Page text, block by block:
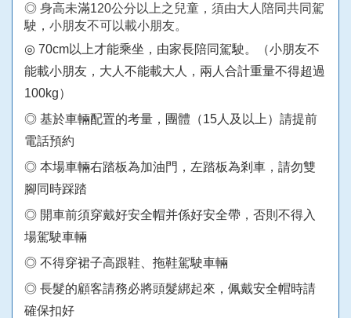
◎ 身高未滿120公分以上之兒童，須由大人陪同共同駕
駛，小朋友不可以載小朋友。
◎ 70cm以上才能乘坐，由家長陪同駕駛。（小朋友不
能載小朋友，大人不能載大人，兩人合計重量不得超過
100kg）
◎ 基於車輛配置的考量，團體（15人及以上）請提前
電話預約
◎ 本場車輛右踏板為加油門，左踏板為剎車，請勿雙
腳同時踩踏
◎ 開車前須穿戴好安全帽并係好安全帶，否則不得入
場駕駛車輛
◎ 不得穿裙子高跟鞋、拖鞋駕駛車輛
◎ 長髮的顧客請務必將頭髮綁起來，佩戴安全帽時請
確保扣好